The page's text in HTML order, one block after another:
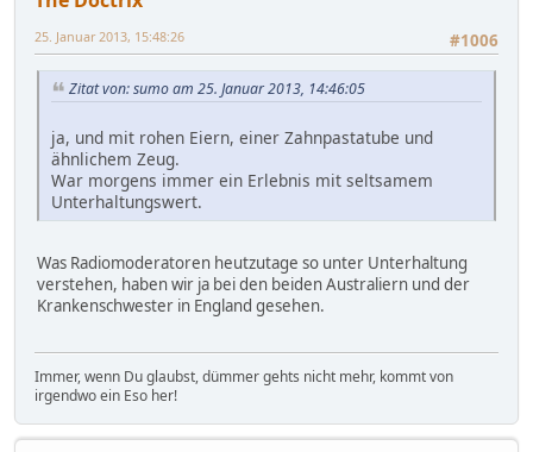
#1006
25. Januar 2013, 15:48:26
Zitat von: sumo am 25. Januar 2013, 14:46:05
ja, und mit rohen Eiern, einer Zahnpastatube und
ähnlichem Zeug.
War morgens immer ein Erlebnis mit seltsamem
Unterhaltungswert.
Was Radiomoderatoren heutzutage so unter Unterhaltung
verstehen, haben wir ja bei den beiden Australiern und der
Krankenschwester in England gesehen.
Immer, wenn Du glaubst, dümmer gehts nicht mehr, kommt von
irgendwo ein Eso her!